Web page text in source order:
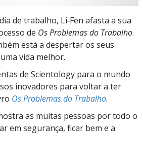
de trabalho, Li‑Fen afasta a sua
de Os Problemas do Trabalho.
está a despertar os seus
vida melhor.
de Scientology para o mundo
inovadores para voltar a ter
Os Problemas do Trabalho.
as muitas pessoas por todo o
em segurança, ficar bem e a